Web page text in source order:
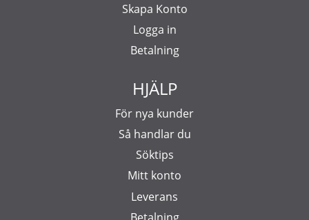
Skapa Konto
Logga in
Betalning
HJÄLP
För nya kunder
Så handlar du
Söktips
Mitt konto
Leverans